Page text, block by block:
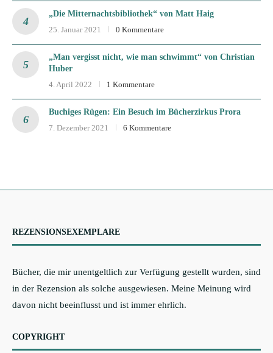
„Die Mitternachtsbibliothek“ von Matt Haig
25. Januar 2021
0 Kommentare
„Man vergisst nicht, wie man schwimmt“ von Christian
Huber
4. April 2022
1 Kommentare
Buchiges Rügen: Ein Besuch im Bücherzirkus Prora
7. Dezember 2021
6 Kommentare
REZENSIONSEXEMPLARE
Bücher, die mir unentgeltlich zur Verfügung gestellt wurden, sind
in der Rezension als solche ausgewiesen. Meine Meinung wird
davon nicht beeinflusst und ist immer ehrlich.
COPYRIGHT